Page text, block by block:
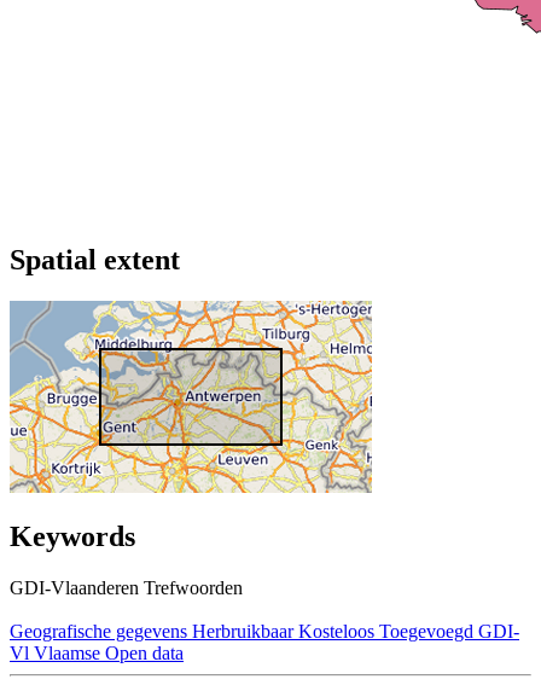
Spatial extent
Keywords
GDI-Vlaanderen Trefwoorden
Geografische gegevens Herbruikbaar Kosteloos Toegevoegd GDI-
Vl Vlaamse Open data